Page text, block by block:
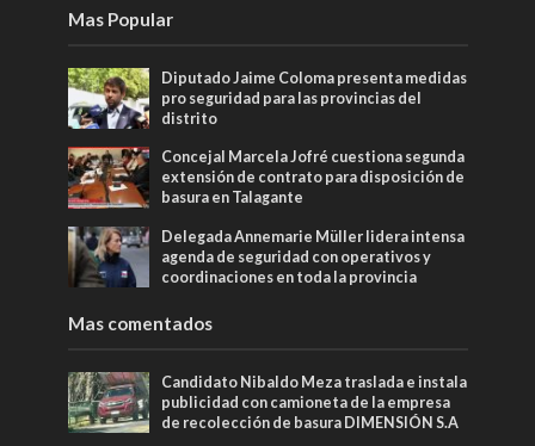
Mas Popular
Diputado Jaime Coloma presenta medidas
pro seguridad para las provincias del
distrito
Concejal Marcela Jofré cuestiona segunda
extensión de contrato para disposición de
basura en Talagante
Delegada Annemarie Müller lidera intensa
agenda de seguridad con operativos y
coordinaciones en toda la provincia
Mas comentados
Candidato Nibaldo Meza traslada e instala
publicidad con camioneta de la empresa
de recolección de basura DIMENSIÓN S.A